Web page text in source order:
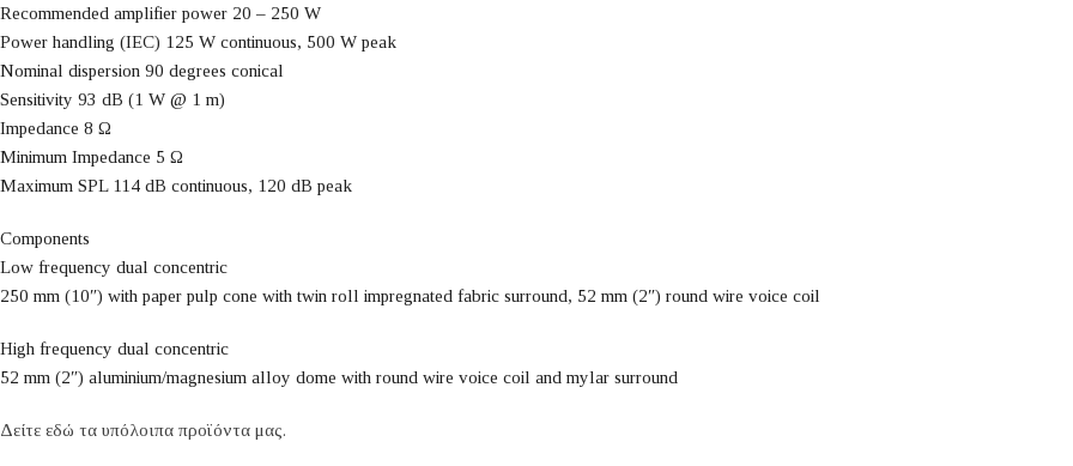
Recommended amplifier power 20 – 250 W
Power handling (IEC) 125 W continuous, 500 W peak
Nominal dispersion 90 degrees conical
Sensitivity 93 dB (1 W @ 1 m)
Impedance 8 Ω
Minimum Impedance 5 Ω
Maximum SPL 114 dB continuous, 120 dB peak
Components
Low frequency dual concentric
250 mm (10″) with paper pulp cone with twin roll impregnated fabric surround, 52 mm (2″) round wire voice coil
High frequency dual concentric
52 mm (2″) aluminium/magnesium alloy dome with round wire voice coil and mylar surround
Δείτε εδώ τα υπόλοιπα προϊόντα μας.